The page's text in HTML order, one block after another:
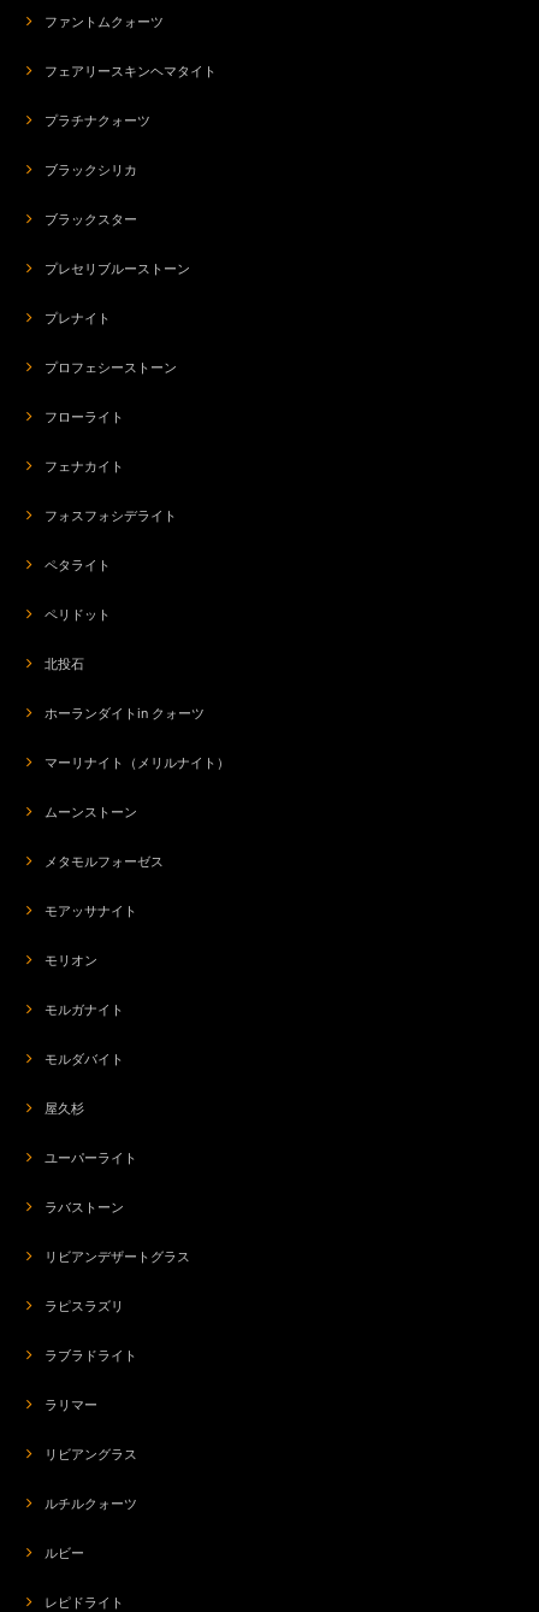
ファントムクォーツ
フェアリースキンヘマタイト
プラチナクォーツ
ブラックシリカ
ブラックスター
プレセリブルーストーン
プレナイト
プロフェシーストーン
フローライト
フェナカイト
フォスフォシデライト
ペタライト
ペリドット
北投石
ホーランダイトin クォーツ
マーリナイト（メリルナイト）
ムーンストーン
メタモルフォーゼス
モアッサナイト
モリオン
モルガナイト
モルダバイト
屋久杉
ユーパーライト
ラバストーン
リビアンデザートグラス
ラピスラズリ
ラブラドライト
ラリマー
リビアングラス
ルチルクォーツ
ルビー
レピドライト